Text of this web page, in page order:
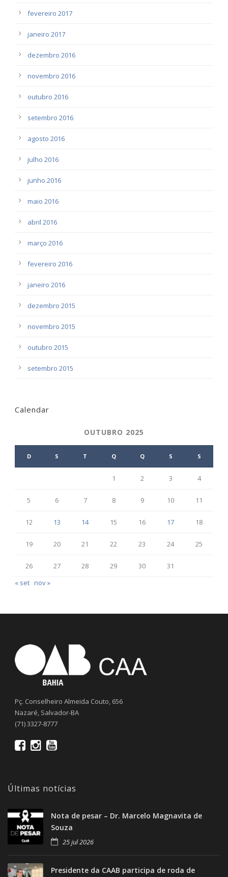
fevereiro 2017
janeiro 2017
dezembro 2016
novembro 2016
outubro 2016
setembro 2016
agosto 2016
julho 2016
junho 2016
maio 2016
abril 2016
março 2016
fevereiro 2016
janeiro 2016
dezembro 2015
novembro 2015
outubro 2015
setembro 2015
Calendar
OUTUBRO 2025
D S T Q Q S S
1 2 3 4
5 6 7 8 9 10 11
12 13 14 15 16 17 18
19 20 21 22 23 24 25
26 27 28 29 30
31
« set nov »
Pç. Conselheiro Almeida Couto, 656
Nazaré, Salvador-BA
(71) 3327-8777
Últimas notícias
Nota de pesar – Dr. Marcelo Magnavita de
Souza
25 jul 2026
Presidente da CAAB participa de roda de